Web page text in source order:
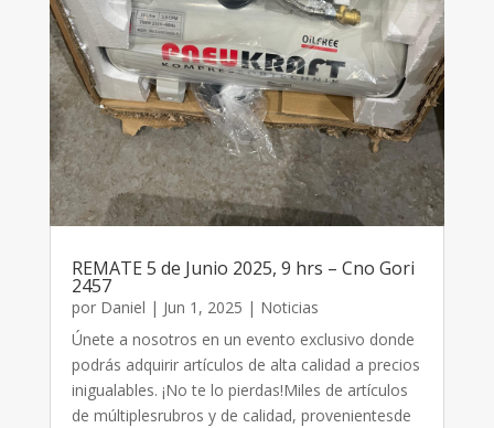
REMATE 5 de Junio 2025, 9 hrs – Cno Gori
2457
por Daniel | Jun 1, 2025 | Noticias
Únete a nosotros en un evento exclusivo donde
podrás adquirir artículos de alta calidad a precios
inigualables. ¡No te lo pierdas!Miles de artículos
de múltiplesrubros y de calidad, provenientesde